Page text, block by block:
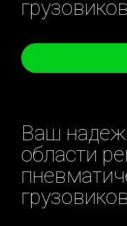
Ваш
области